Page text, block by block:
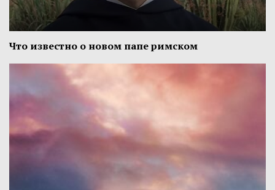
Что известно о новом папе римском